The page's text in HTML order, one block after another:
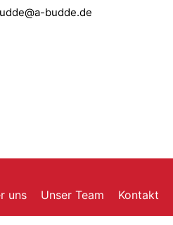
budde.de
uns Unser Team Kontakt